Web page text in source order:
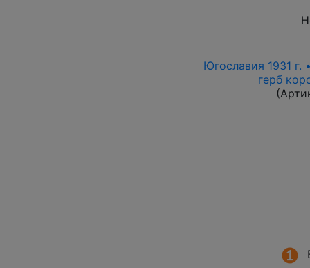
Югославия 1931 г.
герб